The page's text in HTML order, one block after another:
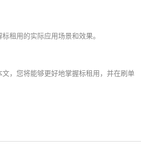
租用的实际应用场景和效果。
，您将能够更好地掌握标租用，并在刷单